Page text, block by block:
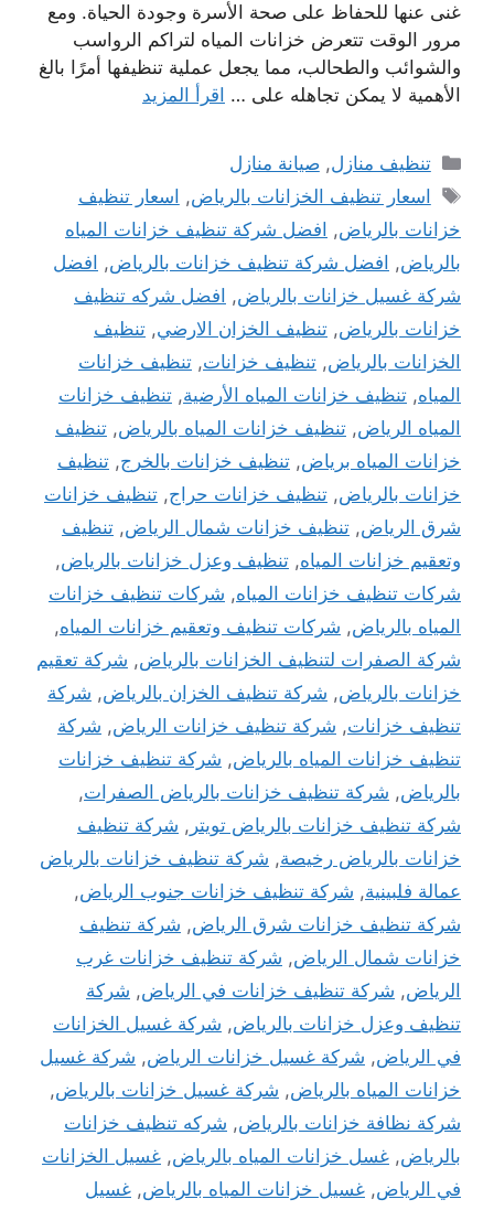
غنى عنها للحفاظ على صحة الأسرة وجودة الحياة. ومع
مرور الوقت تتعرض خزانات المياه لتراكم الرواسب
والشوائب والطحالب، مما يجعل عملية تنظيفها أمرًا بالغ
الأهمية لا يمكن تجاهله على … اقرأ المزيد
التصنيفات
تنظيف منازل,صيانة منازل
الوسوم
اسعار تنظيف الخزانات بالرياض, اسعار تنظيف
خزانات بالرياض, افضل شركة تنظيف خزانات المياه
بالرياض, افضل شركة تنظيف خزانات بالرياض, افضل
شركة غسيل خزانات بالرياض, افضل شركه تنظيف
خزانات بالرياض, تنظيف الخزان الارضي, تنظيف
الخزانات بالرياض, تنظيف خزانات, تنظيف خزانات
المياه, تنظيف خزانات المياه الأرضية, تنظيف خزانات
المياه الرياض, تنظيف خزانات المياه بالرياض, تنظيف
خزانات المياه برياض, تنظيف خزانات بالخرج, تنظيف
خزانات بالرياض, تنظيف خزانات حراج, تنظيف خزانات
شرق الرياض, تنظيف خزانات شمال الرياض, تنظيف
وتعقيم خزانات المياه, تنظيف وعزل خزانات بالرياض,
شركات تنظيف خزانات المياه, شركات تنظيف خزانات
المياه بالرياض, شركات تنظيف وتعقيم خزانات المياه,
شركة الصفرات لتنظيف الخزانات بالرياض, شركة تعقيم
خزانات بالرياض, شركة تنظيف الخزان بالرياض, شركة
تنظيف خزانات, شركة تنظيف خزانات الرياض, شركة
تنظيف خزانات المياه بالرياض, شركة تنظيف خزانات
بالرياض, شركة تنظيف خزانات بالرياض الصفرات,
شركة تنظيف خزانات بالرياض تويتر , شركة تنظيف
خزانات بالرياض رخيصة, شركة تنظيف خزانات بالرياض
عمالة فلبينية, شركة تنظيف خزانات جنوب الرياض,
شركة تنظيف خزانات شرق الرياض, شركة تنظيف
خزانات شمال الرياض, شركة تنظيف خزانات غرب
الرياض, شركة تنظيف خزانات في الرياض, شركة
تنظيف وعزل خزانات بالرياض, شركة غسيل الخزانات
في الرياض, شركة غسيل خزانات الرياض, شركة غسيل
خزانات المياه بالرياض, شركة غسيل خزانات بالرياض,
شركة نظافة خزانات بالرياض, شركه تنظيف خزانات
بالرياض, غسل خزانات المياه بالرياض, غسيل الخزانات
في الرياض, غسيل خزانات المياه بالرياض, غسيل